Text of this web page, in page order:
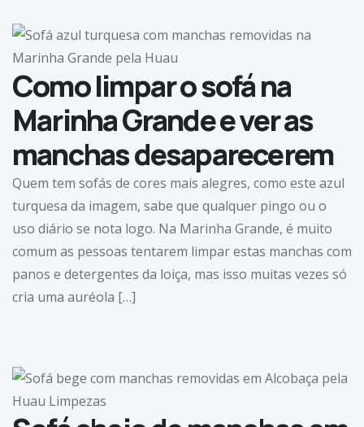
Como limpar o sofá na
Marinha Grande e ver as
manchas desaparecerem
Quem tem sofás de cores mais alegres, como este azul
turquesa da imagem, sabe que qualquer pingo ou o
uso diário se nota logo. Na Marinha Grande, é muito
comum as pessoas tentarem limpar estas manchas com
panos e detergentes da loiça, mas isso muitas vezes só
cria uma auréola […]